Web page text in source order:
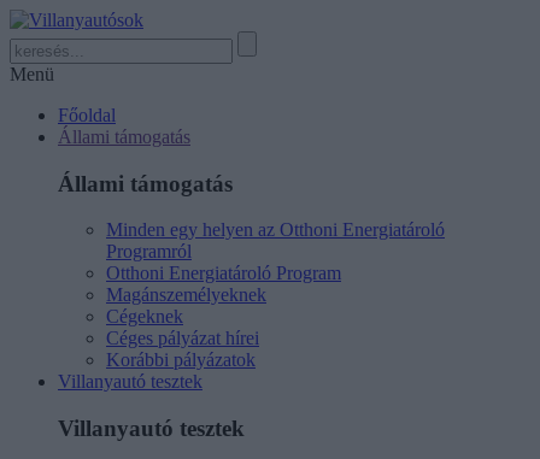
Menü
Főoldal
Állami támogatás
Állami támogatás
Minden egy helyen az Otthoni Energiatároló
Programról
Otthoni Energiatároló Program
Magánszemélyeknek
Cégeknek
Céges pályázat hírei
Korábbi pályázatok
Villanyautó tesztek
Villanyautó tesztek